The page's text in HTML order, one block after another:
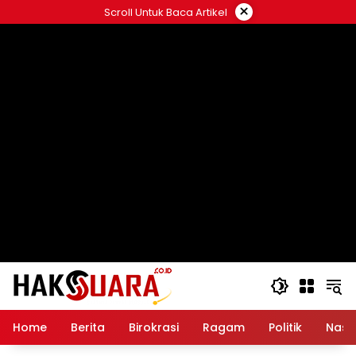
ke
Scroll Untuk Baca Artikel ×
Home Berita Birokrasi Ragam Politik